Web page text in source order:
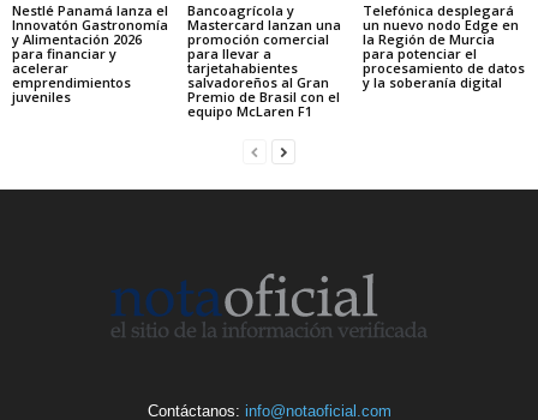
Nestlé Panamá lanza el
Innovatón Gastronomía
y Alimentación 2026
para financiar y
acelerar
emprendimientos
juveniles
Bancoagrícola y
Mastercard lanzan una
promoción comercial
para llevar a
tarjetahabientes
salvadoreños al Gran
Premio de Brasil con el
equipo McLaren F1
Telefónica desplegará
un nuevo nodo Edge en
la Región de Murcia
para potenciar el
procesamiento de datos
y la soberanía digital
Contáctanos: info@notaoficial.com